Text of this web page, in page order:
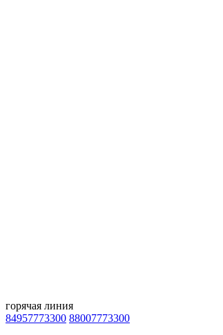
горячая линия
84957773300 88007773300